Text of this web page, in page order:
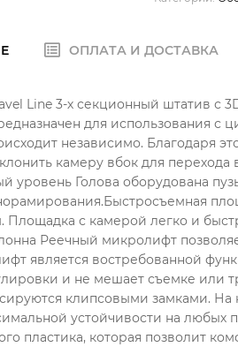
ОПЛАТА И ДОСТАВКА
Line 3-х секционный штатив
для использования
независимо. Благодаря
камеру вбок для
уровень Голова оборудована
с камерой легко и
Реечный микролифт
является востребованной
и не мешает съемке
клипсовыми замками. На
устойчивости на любых
пластика, которая позволит